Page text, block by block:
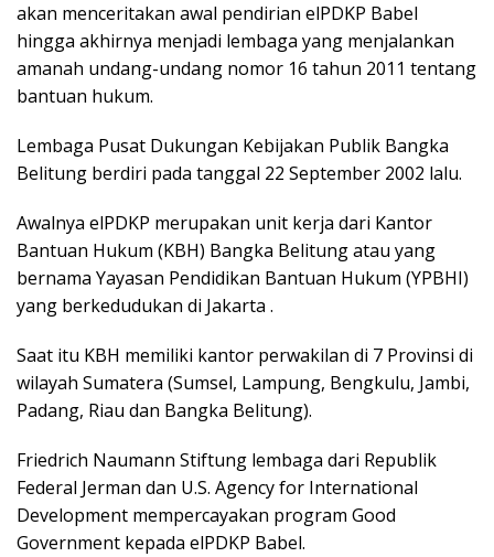
akan menceritakan awal pendirian elPDKP Babel
hingga akhirnya menjadi lembaga yang menjalankan
amanah undang-undang nomor 16 tahun 2011 tentang
bantuan hukum.
Lembaga Pusat Dukungan Kebijakan Publik Bangka
Belitung berdiri pada tanggal 22 September 2002 lalu.
Awalnya elPDKP merupakan unit kerja dari Kantor
Bantuan Hukum (KBH) Bangka Belitung atau yang
bernama Yayasan Pendidikan Bantuan Hukum (YPBHI)
yang berkedudukan di Jakarta .
Saat itu KBH memiliki kantor perwakilan di 7 Provinsi di
wilayah Sumatera (Sumsel, Lampung, Bengkulu, Jambi,
Padang, Riau dan Bangka Belitung).
Friedrich Naumann Stiftung lembaga dari Republik
Federal Jerman dan U.S. Agency for International
Development mempercayakan program Good
Government kepada elPDKP Babel.